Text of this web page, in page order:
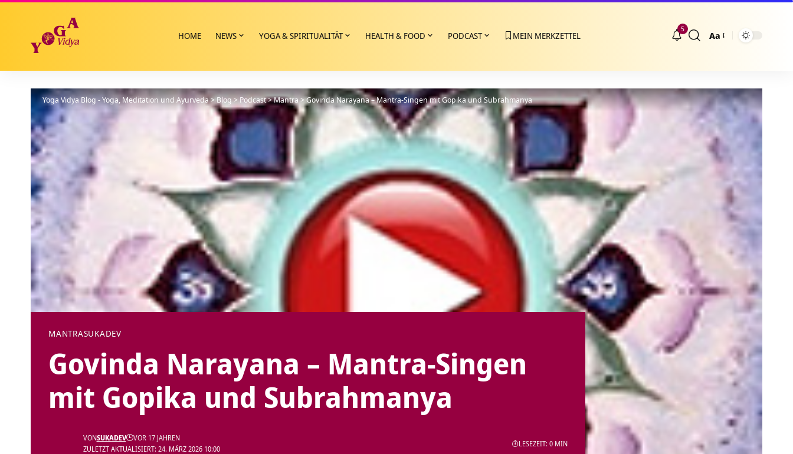
HOME NEWS YOGA & SPIRITUALITÄT HEALTH & FOOD PODCAST MEIN MERKZETTEL
5
Größenänderung
Aa
Yoga Vidya Blog - Yoga, Meditation und Ayurveda>Blog>Podcast>Mantra>Govinda Narayana – Mantra-Singen mit Gopika und Subrahmanya
MANTRASUKADEV
Govinda Narayana – Mantra-Singen
mit Gopika und Subrahmanya
ZULETZT AKTUALISIERT: 24. MÄRZ 2026 10:00
VONSUKADEV VOR 17 JAHREN
LESEZEIT: 0 MIN